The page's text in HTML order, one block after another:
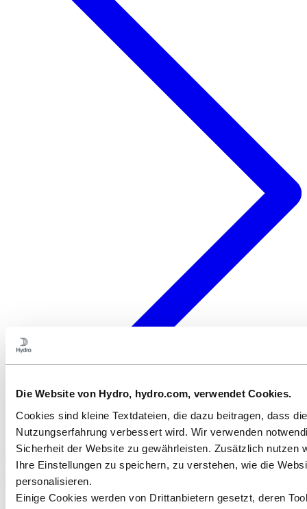
Die Website von Hydro, hydro.com, verwendet Cookies.
Cookies sind kleine Textdateien, die dazu beitragen, dass
Nutzungserfahrung verbessert wird. Wir verwenden
Sicherheit der Website zu gewährleisten. Zusätzlich
Ihre Einstellungen zu speichern, zu verstehen, wie die
personalisieren.
Einige Cookies werden von Drittanbietern gesetzt, deren